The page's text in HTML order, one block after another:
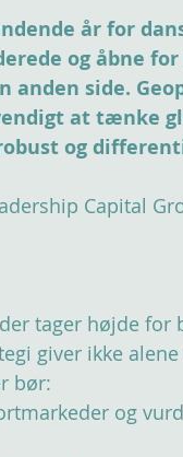
år for
og åbne
side.
at tænke
og
Capital
tager højde
giver ikke
bør:
og